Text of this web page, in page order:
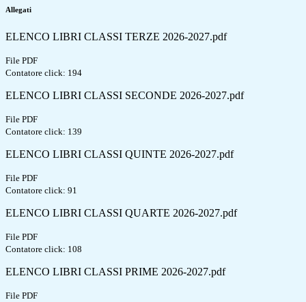
Allegati
ELENCO LIBRI CLASSI TERZE 2026-2027.pdf
File PDF
Contatore click: 194
ELENCO LIBRI CLASSI SECONDE 2026-2027.pdf
File PDF
Contatore click: 139
ELENCO LIBRI CLASSI QUINTE 2026-2027.pdf
File PDF
Contatore click: 91
ELENCO LIBRI CLASSI QUARTE 2026-2027.pdf
File PDF
Contatore click: 108
ELENCO LIBRI CLASSI PRIME 2026-2027.pdf
File PDF